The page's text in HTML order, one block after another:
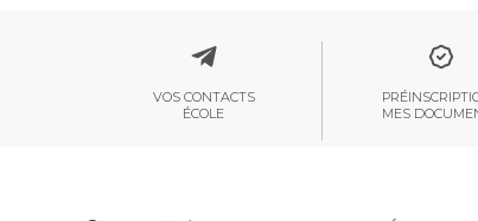
VOS CONTACTS
ÉCOLE
MES